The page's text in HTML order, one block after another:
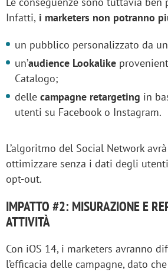
Infatti, i marketers non potranno
un pubblico personalizzato da
un’audience Lookalike
Catalogo;
delle campagne retargeting in
utenti su Facebook o Instagram.
L’algoritmo del Social Network
ottimizzare senza i dati degli
opt-out.
IMPATTO #2: MISURAZIONE E
ATTIVITÀ
Con iOS 14, i marketers avranno
l’efficacia delle campagne, dato